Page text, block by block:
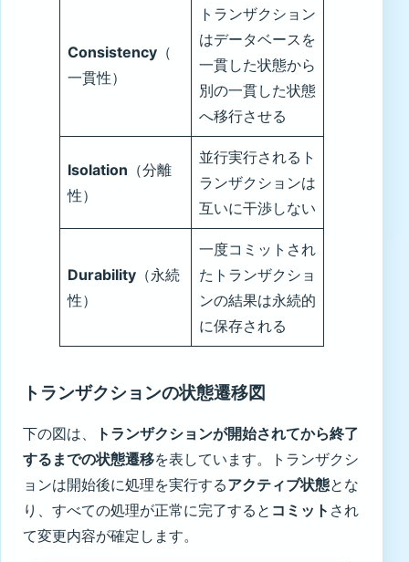
Consistency （
一貫性）
トランザクション
はデータベースを
一貫した状態から
別の一貫した状態
へ移行させる
Isolation （分離
性）
並行実行されるト
ランザクションは
互いに干渉しない
Durability （永続
性）
一度コミットされ
たトランザクショ
ンの結果は永続的
に保存される
トランザクションの状態遷移図
下の図は、
トランザクションが開始されてから終了
するまでの状態遷移を表しています。トランザクシ
ョンは開始後に処理を実行するアクティブ状態とな
り、すべての処理が正常に完了すると コミット され
て変更内容が確定します。